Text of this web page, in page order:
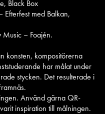
Black Box
Efterfest med Balkan,
Music – Foajén.
konsten, kompositörerna
har målat under
stycken. Det resulterade i
Använd gärna QR-
inspiration till målningen.